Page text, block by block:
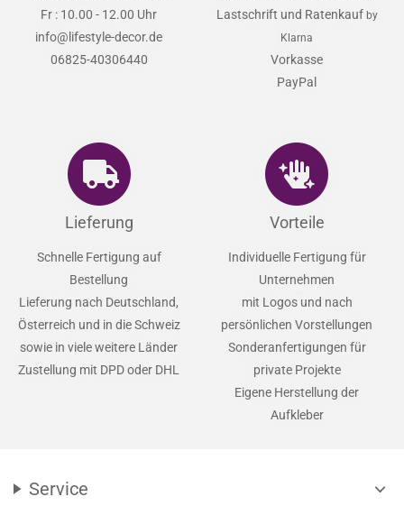
Fr : 10.00 - 12.00 Uhr
info@lifestyle-decor.de
06825-40306440
Lastschrift und Ratenkauf by
Klarna
Vorkasse
PayPal
Lieferung
Schnelle Fertigung auf
Bestellung
Lieferung nach Deutschland,
Österreich und in die Schweiz
sowie in viele weitere Länder
Zustellung mit DPD oder DHL
Vorteile
Individuelle Fertigung für
Unternehmen
mit Logos und nach
persönlichen Vorstellungen
Sonderanfertigungen für
private Projekte
Eigene Herstellung der
Aufkleber
Service expand_more